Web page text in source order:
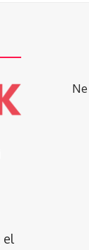
el